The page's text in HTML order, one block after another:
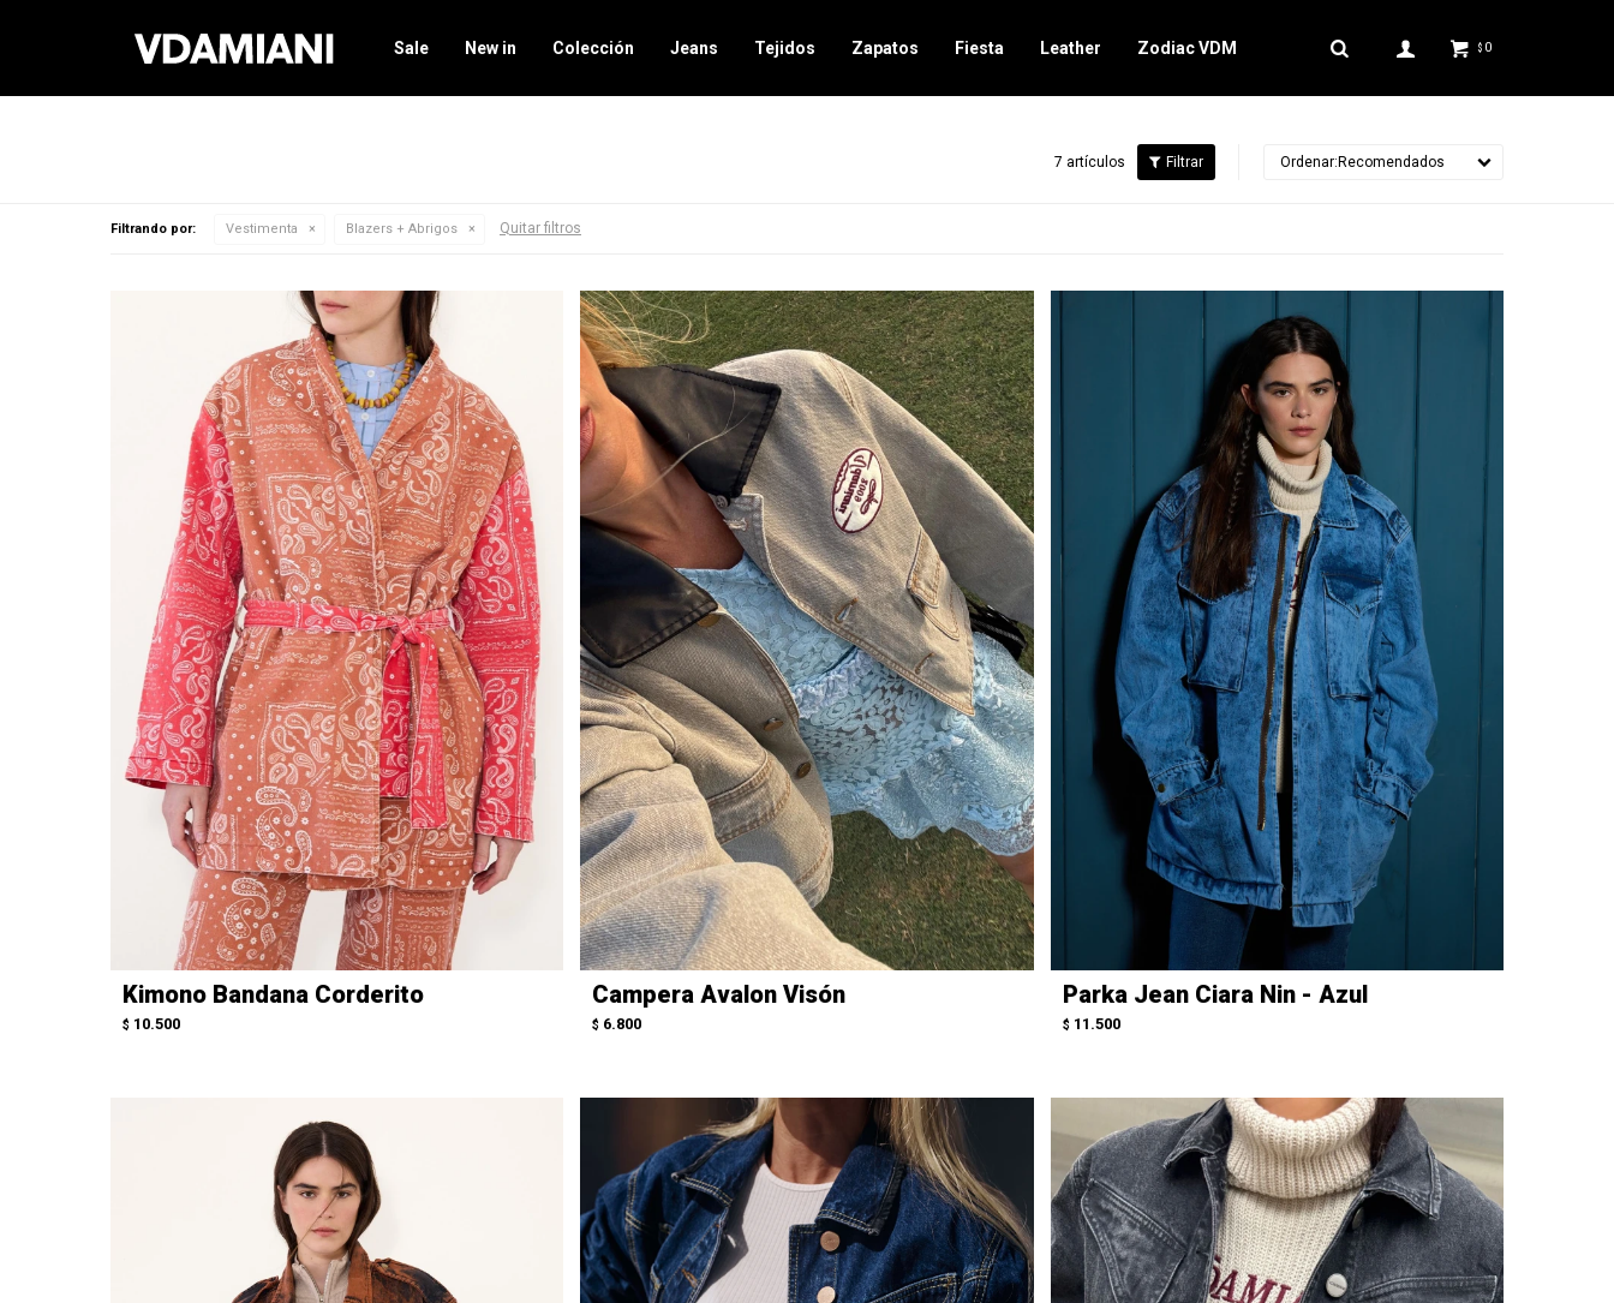
Sale New in Colección Jeans Tejidos Zapatos Fiesta Leather Zodiac VDM $ 0
7 artículos Recomendados
Filtrando por: Vestimenta Blazers + Abrigos Quitar filtros
Kimono Bandana Corderito
$ 10.500
Campera Avalon Visón
$ 6.800
Parka Jean Ciara Nin - Azul
$ 11.500